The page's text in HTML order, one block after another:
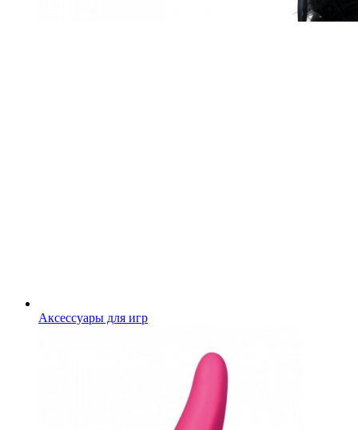
Аксессуары для игр